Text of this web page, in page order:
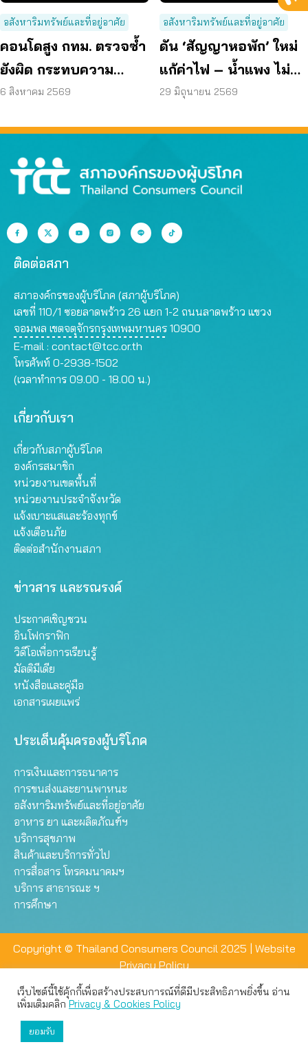
อสังหาริมทรัพย์และที่อยู่อาศัย
คอนโดสูง กทม. ตรวจซ้ำ
ยังผิด กระทบความ
ปลอดภัย
6 สิงหาคม 2569
อสังหาริมทรัพย์และที่อยู่อาศัย
ดัน ‘สัญญาหอพัก’ ใหม่
แก้ค่าไฟ – น้ำแพง ไม่
คืนเงินประกัน
29 มิถุนายน 2569
ติดต่อสภา
สภาองค์กรของผู้บริโภค (สภาผู้บริโภค)
เลขที่ 110/1 ซอยลาดพร้าว 26 แยก 1-2 ถนนลาดพร้าว แขวง
จอมพล เขตจตุจักรกรุงเทพมหานคร 10900
E-mail : contact@tcc.or.th
โทรศัพท์ 0-2938-1502
(เวลาทำการ 09.00 - 18.00 น.)
เกี่ยวกับเรา
เกี่ยวกับสภาผู้บริโภค
องค์กรสมาชิก
หน่วยงานเขตพื้นที่
หน่วยงานประจำจังหวัด
แจ้งเบาะแสและร้องทุกข์
แจ้งเตือนภัย
ติดต่อสำนักงานสภา
ข่าวสาร และรณรงค์
ประกาศเชิญชวน
อินโฟกราฟิก
วิดีโอเพื่อการเรียนรู้
มัลติมีเดีย
หนังสือและคู่มือ
เอกสารเผยแพร่
ประเด็นคุ้มครองผู้บริโภค
การเงินและการธนาคาร
การขนส่งและยานพาหนะ
อสังหาริมทรัพย์และที่อยู่อาศัย
อาหาร ยา และผลิตภัณฑ์ฯ
บริการสุขภาพ
สินค้าและบริการทั่วไป
การสื่อสาร โทรคมนาคมฯ
บริการ สาธารณะ ฯ
การศึกษา
Copyright © Thailand Consumers Council 2025 | Website
Privacy Policy
เว็บไซต์นี้ใช้คุ้กกี้เพื่อสร้างประสบการณ์ที่ดีมีประสิทธิภาพยิ่งขึ้น อ่าน
เพิ่มเติมคลิกPrivacy & Cookies Policy
ยอมรับ
เว็บไซต์นี้ใช้คุกกี้เพื่อมอบประสบการณ์การใช้งานที่ดีให้แก่ท่าน คุณ
สามารถเลือกตั้งค่าความเป็นส่วนตัวได้
ยอมรับทั้งหมด